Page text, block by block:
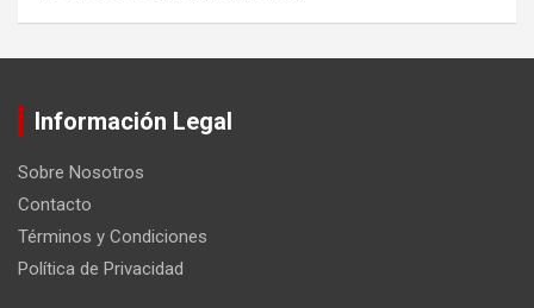
Información Legal
Sobre Nosotros
Contacto
Términos y Condiciones
Política de Privacidad